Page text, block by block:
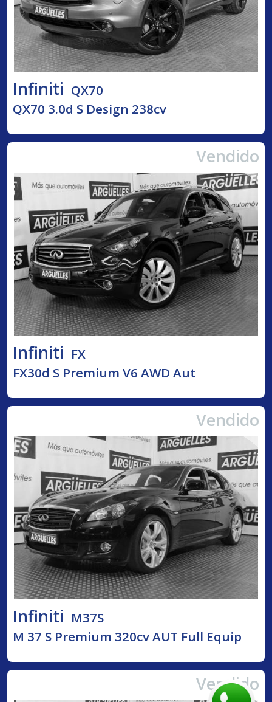
Infiniti QX70
QX70 3.0d S Design 238cv
Vendido
Infiniti FX
FX30d S Premium V6 AWD Aut
Vendido
Infiniti M37S
M 37 S Premium 320cv AUT Full Equip
Vendido